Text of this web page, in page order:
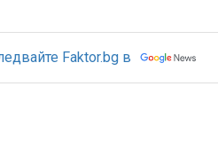
Faktor.bg в